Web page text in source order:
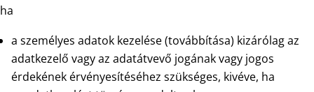
ha
a személyes adatok kezelése (továbbítása) kizárólag az
adatkezelő vagy az adatátvevő jogának vagy jogos
érdekének érvényesítéséhez szükséges, kivéve, ha